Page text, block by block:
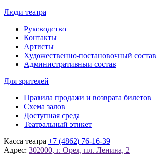
Люди театра
Руководство
Контакты
Артисты
Художественно-постановочный состав
Административный состав
Для зрителей
Правила продажи и возврата билетов
Схема залов
Доступная среда
Театральный этикет
Касса театра +7 (4862) 76-16-39
Адрес: 302000, г. Орел, пл. Ленина, 2